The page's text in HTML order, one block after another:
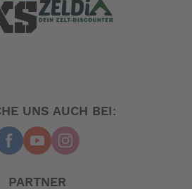
3.15'
40
UNS AUCH BEI:
PARTNER